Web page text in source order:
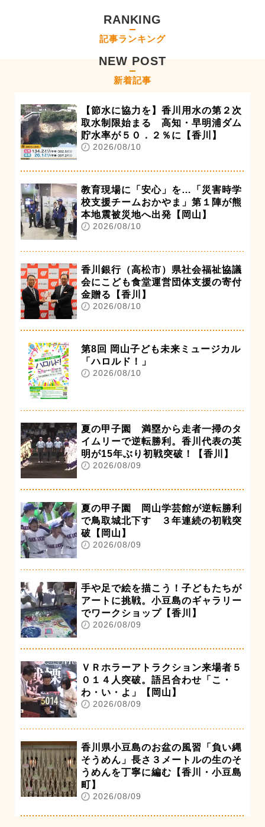
RANKING
記事ランキング
NEW POST
新着記事
【節水に協力を】香川用水の第２次
取水制限始まる 高知・早明浦ダム
貯水率が５０．２％に【香川】
2026/08/10
教育現場に「安心」を…「災害時学
校支援チームおかやま」第１陣が熊
本地震被災地へ出発【岡山】
2026/08/10
香川銀行（高松市）県社会福祉協議
会にこども食堂運営団体支援の寄付
金贈る【香川】
2026/08/10
第8回 岡山子ども未来ミュージカル
「ハロルド！」
2026/08/10
夏の甲子園 満塁から走者一掃のタ
イムリーで逆転勝利。香川代表の英
明が15年ぶり初戦突破！【香川】
2026/08/09
夏の甲子園 岡山学芸館が逆転勝利
で鳥取城北下す ３年連続の初戦突
破【岡山】
2026/08/09
手や足で絵を描こう！子どもたちが
アートに挑戦。小豆島のギャラリー
でワークショップ【香川】
2026/08/09
ＶＲホラーアトラクション来場者５
０１４人突破。語呂合わせ「こ・
わ・い・よ」【岡山】
2026/08/09
香川県小豆島のお盆の風習「負い縄
そうめん」長さ３メートルの生のそ
うめんを丁寧に編む【香川・小豆島
町】
2026/08/09